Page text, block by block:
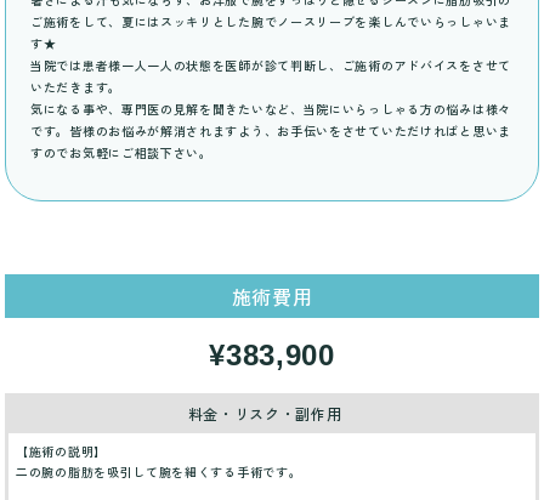
ご施術をして、夏にはスッキリとした腕でノースリーブを楽しんでいらっしゃいま
す★
当院では患者様一人一人の状態を医師が診て判断し、ご施術のアドバイスをさせて
いただきます。
気になる事や、専門医の見解を聞きたいなど、当院にいらっしゃる方の悩みは様々
です。皆様のお悩みが解消されますよう、お手伝いをさせていただければと思いま
すのでお気軽にご相談下さい。
施術費用
¥383,900
料金・リスク・副作用
【施術の説明】
二の腕の脂肪を吸引して腕を細くする手術です。